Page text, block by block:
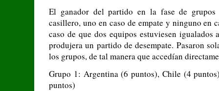
El ganador del partido en la fase de
casillero, uno en caso de empate y ninguno en
caso de que dos equipos estuviesen
produjera un partido de desempate. Pasaron
los grupos, de tal manera que accedían
Grupo 1: Argentina (6 puntos), Chile (4
puntos)